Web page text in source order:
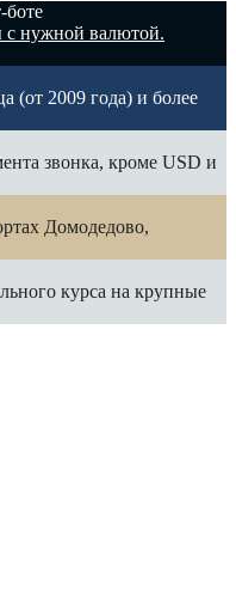
боте
с нужной валютой.
(от 2009 года) и более
звонка, кроме USD и
Домодедово,
курса на крупные